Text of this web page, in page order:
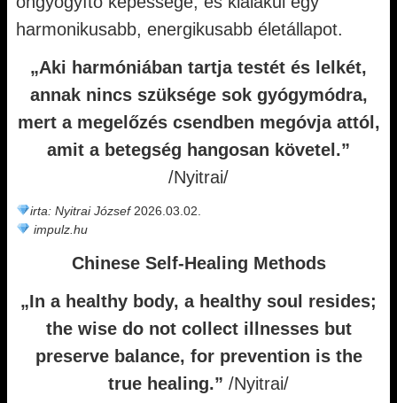
harmonikusabb, energikusabb életállapot.
„Aki harmóniában tartja testét és lelkét,
annak nincs szüksége sok gyógymódra,
mert a megelőzés csendben megóvja attól,
amit a betegség hangosan követel.”
/Nyitrai/
irta: Nyitrai József2026.03.02.
impulz.hu
Chinese Self-Healing Methods
„In a healthy body, a healthy soul resides;
the wise do not collect illnesses but
preserve balance, for prevention is the
true healing.” /Nyitrai/